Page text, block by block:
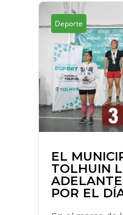
Deporte
EL
TOLHUIN
POR EL